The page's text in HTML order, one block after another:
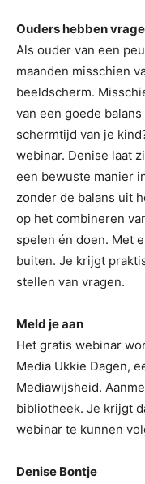
Ouders hebben
Als ouder van een
maanden misschien
beeldscherm.
van een goede
schermtijd van je
webinar. Denise laat
een bewuste manier
zonder de balans uit
op het combineren
spelen én doen. Met
buiten. Je krijgt
stellen van vragen.
Meld je aan
Het gratis webinar
Media Ukkie Dagen,
Mediawijsheid.
bibliotheek. Je krijgt
webinar te kunnen
Denise Bontje